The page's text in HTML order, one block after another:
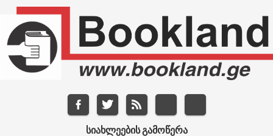
ᲡᲘᲐᲮᲚᲔᲔᲑᲘᲡ ᲒᲐᲛᲝᲬᲔᲠᲐ